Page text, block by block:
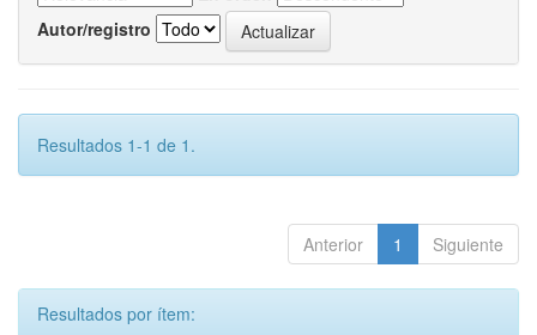
Autor/registro
Resultados 1-1 de 1.
Anterior 1 Siguiente
Resultados por ítem: